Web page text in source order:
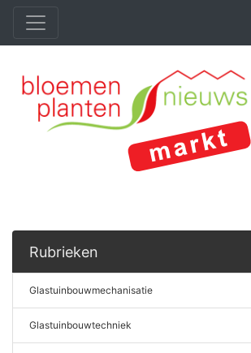
Rubrieken
Glastuinbouwmechanisatie
Glastuinbouwtechniek